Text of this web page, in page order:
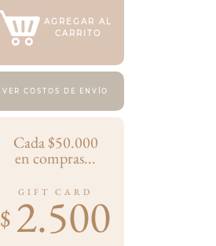
AGREGAR AL
CARRITO
VER COSTOS DE ENVÍO
Cada $50.000
en compras...
GIFT CARD
$ 2.500